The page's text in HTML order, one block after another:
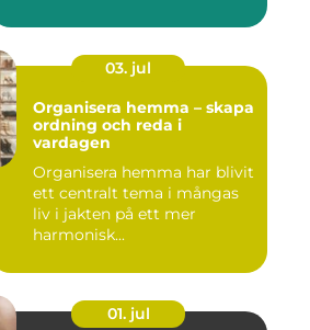
03. jul
Organisera hemma – skapa
ordning och reda i
vardagen
Organisera hemma har blivit
ett centralt tema i mångas
liv i jakten på ett mer
harmonisk...
01. jul